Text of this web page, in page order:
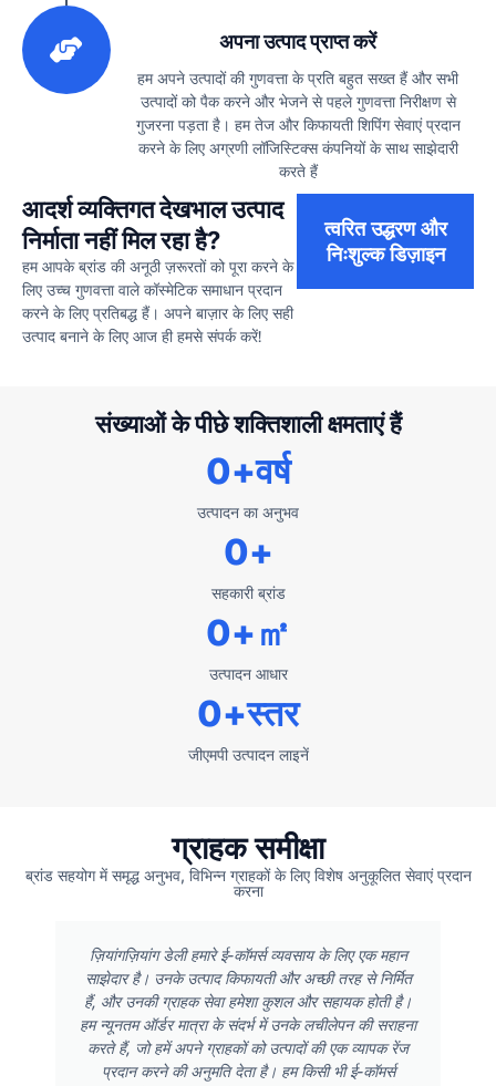
अपना उत्पाद प्राप्त करें
हम अपने उत्पादों की गुणवत्ता के प्रति बहुत सख्त हैं और सभी
उत्पादों को पैक करने और भेजने से पहले गुणवत्ता निरीक्षण से
गुजरना पड़ता है। हम तेज और किफायती शिपिंग सेवाएं प्रदान
करने के लिए अग्रणी लॉजिस्टिक्स कंपनियों के साथ साझेदारी
करते हैं
आदर्श व्यक्तिगत देखभाल उत्पाद
निर्माता नहीं मिल रहा है?
हम आपके ब्रांड की अनूठी ज़रूरतों को पूरा करने के
लिए उच्च गुणवत्ता वाले कॉस्मेटिक समाधान प्रदान
करने के लिए प्रतिबद्ध हैं। अपने बाज़ार के लिए सही
उत्पाद बनाने के लिए आज ही हमसे संपर्क करें!
त्वरित उद्धरण और
निःशुल्क डिज़ाइन
संख्याओं के पीछे शक्तिशाली क्षमताएं हैं
उत्पादन का अनुभव
0+वर्ष
सहकारी ब्रांड
0+
उत्पादन आधार
0+㎡
जीएमपी उत्पादन लाइनें
0+स्तर
ग्राहक समीक्षा
ब्रांड सहयोग में समृद्ध अनुभव, विभिन्न ग्राहकों के लिए विशेष अनुकूलित सेवाएं प्रदान
करना
ज़ियांगज़ियांग डेली हमारे ई-कॉमर्स व्यवसाय के लिए एक महान
साझेदार है। उनके उत्पाद किफायती और अच्छी तरह से निर्मित
हैं, और उनकी ग्राहक सेवा हमेशा कुशल और सहायक होती है।
हम न्यूनतम ऑर्डर मात्रा के संदर्भ में उनके लचीलेपन की सराहना
करते हैं, जो हमें अपने ग्राहकों को उत्पादों की एक व्यापक रेंज
प्रदान करने की अनुमति देता है। हम किसी भी ई-कॉमर्स